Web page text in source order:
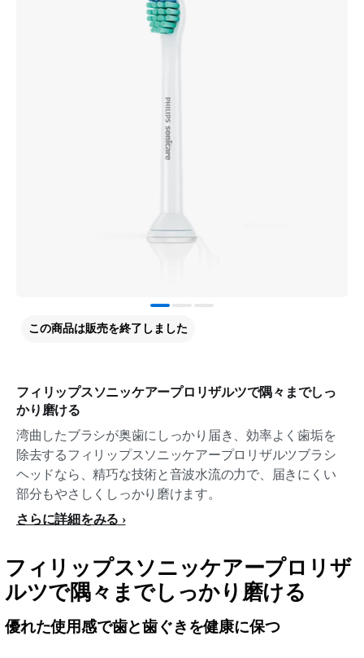
フィリップスソニッケアープロリザルツで隅々までしっ
かり磨ける
湾曲したブラシが奥歯にしっかり届き、効率よく歯垢を
除去するフィリップスソニッケアープロリザルツブラシ
ヘッドなら、精巧な技術と音波水流の力で、届きにくい
部分もやさしくしっかり磨けます。
さらに詳細をみる
この商品は販売を終了しました
フィリップスソニッケアープロリザ
ルツで隅々までしっかり磨ける
優れた使用感で歯と歯ぐきを健康に保つ